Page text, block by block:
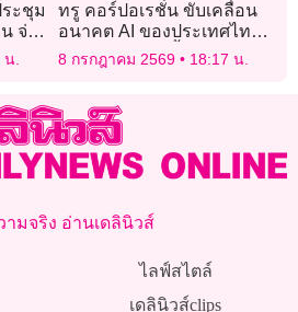
ระชุม
จ่อ
าร
น.
ทรู คอร์ปอเรชั่น ขับเคลื่อน
อนาคต AI ของประเทศไทย
ด้วยโครงสร้างพื้นฐานด้าน
Data, Connectivity และ
8 กรกฎาคม 2569 18:17 น.
ามจริง อ่านเดลินิวส์
ไลฟ์สไตล์
เดลินิวส์clips